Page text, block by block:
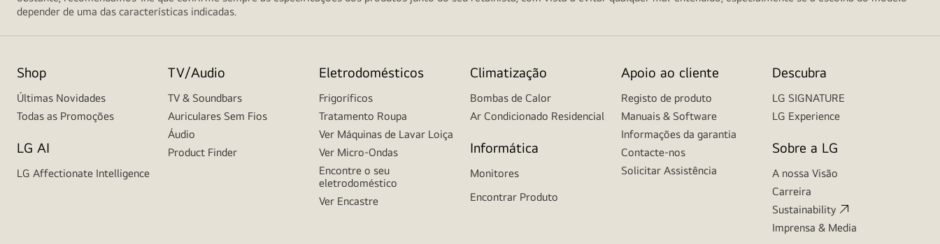
depender de uma das características indicadas.
Shop
Últimas Novidades
Todas as Promoções
LG AI
LG Affectionate Intelligence
TV/Audio
TV & Soundbars
Auriculares Sem Fios
Áudio
Product Finder
Eletrodomésticos
Frigoríficos
Tratamento Roupa
Ver Máquinas de Lavar Loiça
Ver Micro-Ondas
Encontre o seu
eletrodoméstico
Ver Encastre
Climatização
Bombas de Calor
Ar Condicionado Residencial
Informática
Monitores
Encontrar Produto
Apoio ao cliente
Registo de produto
Manuais & Software
Informações da garantia
Contacte-nos
Solicitar Assistência
Descubra
LG SIGNATURE
LG Experience
Sobre a LG
A nossa Visão
Carreira
Sustainability
Imprensa & Media